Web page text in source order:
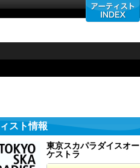
スト情報
東京スカパラダイスオー
ケストラ